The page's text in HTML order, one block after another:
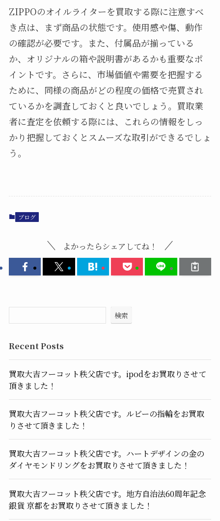
ZIPPOのオイルライターを買取する際に注意すべ
き点は、まず商品の状態です。使用感や傷、動作
の確認が必要です。また、付属品が揃っている
か、オリジナルの箱や説明書があるかも重要なポ
イントです。さらに、市場価値や需要を把握する
ために、同様の商品がどの程度の価格で売買され
ているかを調査しておくと良いでしょう。買取業
者に査定を依頼する際には、これらの情報をしっ
かり把握しておくとスムーズな取引ができるでしょ
う。
ブログ
よかったらシェアしてね！
検索
Recent Posts
買取大吉フーコット秩父店です。ipodをお買取りさせて
頂きました！
買取大吉フーコット秩父店です。ルビーの指輪をお買取
りさせて頂きました！
買取大吉フーコット秩父店です。ハートデザインの金の
ダイヤモンドリングをお買取りさせて頂きました！
買取大吉フーコット秩父店です。地方自治法60周年記念
銀貨 京都をお買取りさせて頂きました！